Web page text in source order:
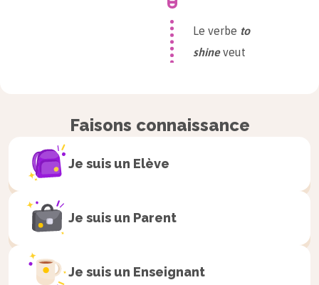
Le verbe to
shineveut
in the sky.
Faisons connaissance
Je suis un Elève
Je suis un Parent
Je suis un Enseignant